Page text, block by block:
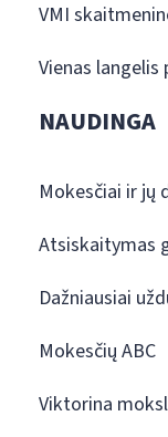
VMI
Vienas
NAUDINGA
Mokesčiai ir jų
Atsiskaitymas
Dažniausiai
Mokesčių ABC
Viktorina